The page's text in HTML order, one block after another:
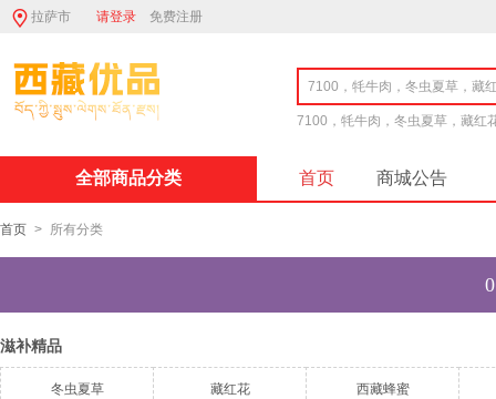
拉萨市 请登录 免费注册
7100，牦牛肉，冬虫夏草，藏红
全部商品分类 首页 商城公告
首页 > 所有分类
滋补精品
冬虫夏草 藏红花 西藏蜂蜜